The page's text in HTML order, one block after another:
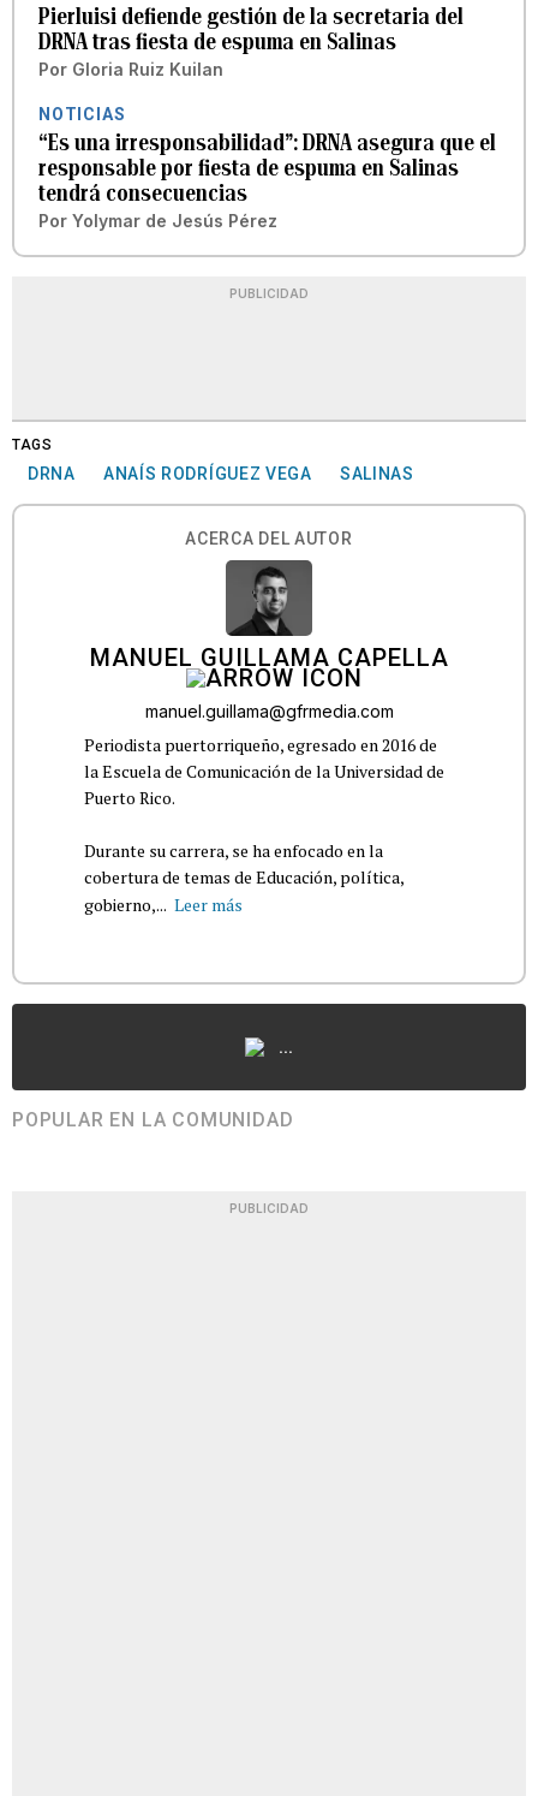
Pierluisi defiende gestión de la secretaria del
DRNA tras fiesta de espuma en Salinas
Por Gloria Ruiz Kuilan
NOTICIAS
“Es una irresponsabilidad”: DRNA asegura que el
responsable por fiesta de espuma en Salinas
tendrá consecuencias
Por Yolymar de Jesús Pérez
PUBLICIDAD
TAGS
DRNA ANAÍS RODRÍGUEZ VEGA SALINAS
ACERCA DEL AUTOR
MANUEL GUILLAMA CAPELLA
manuel.guillama@gfrmedia.com
Periodista puertorriqueño, egresado en 2016 de
la Escuela de Comunicación de la Universidad de
Puerto Rico.
Durante su carrera, se ha enfocado en la
cobertura de temas de Educación, política,
gobierno,... Leer más
...
POPULAR EN LA COMUNIDAD
PUBLICIDAD